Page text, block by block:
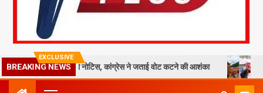
EXCLUSIVE
BREAKING NEWS
मतदाताओं को नोटिस, कांग्रेस ने जताई वोट कटने की आशंका धराली